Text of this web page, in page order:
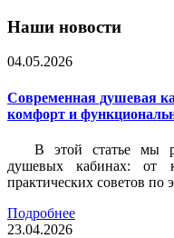
Наши новости
04.05.2026
Современная душевая
комфорт и
В этой статье мы
душевых кабинах: от
практических советов по
Подробнее
23.04.2026